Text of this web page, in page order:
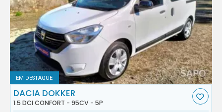
EM DESTAQUE
DACIA DOKKER
1.5 DCI CONFORT - 95CV - 5P